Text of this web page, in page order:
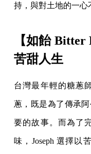
持，與對土地的一心
【如飴 Bitter
苦甜人生
台灣最年輕的糖蔥
蔥，既是為了傳承
要的故事。而為了
味，Joseph 選擇以